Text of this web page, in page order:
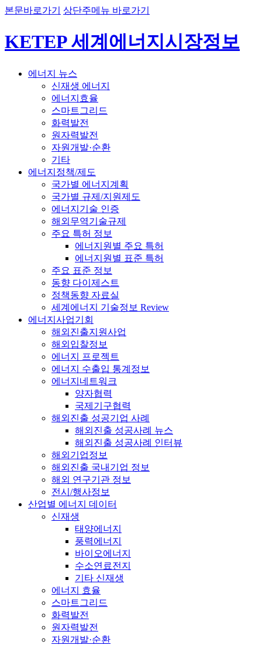
본문바로가기 상단주메뉴 바로가기
KETEP 세계에너지시장정보
에너지 뉴스
신재생 에너지
에너지효율
스마트그리드
화력발전
원자력발전
자원개발·순환
기타
에너지정책/제도
국가별 에너지계획
국가별 규제/지원제도
에너지기술 인증
해외무역기술규제
주요 특허 정보
에너지원별 주요 특허
에너지원별 표준 특허
주요 표준 정보
동향 다이제스트
정책동향 자료실
세계에너지 기술정보 Review
에너지사업기회
해외진출지원사업
해외입찰정보
에너지 프로젝트
에너지 수출입 통계정보
에너지네트워크
양자협력
국제기구협력
해외진출 성공기업 사례
해외진출 성공사례 뉴스
해외진출 성공사례 인터뷰
해외기업정보
해외진출 국내기업 정보
해외 연구기관 정보
전시/행사정보
산업별 에너지 데이터
신재생
태양에너지
풍력에너지
바이오에너지
수소연료전지
기타 신재생
에너지 효율
스마트그리드
화력발전
원자력발전
자원개발·순환